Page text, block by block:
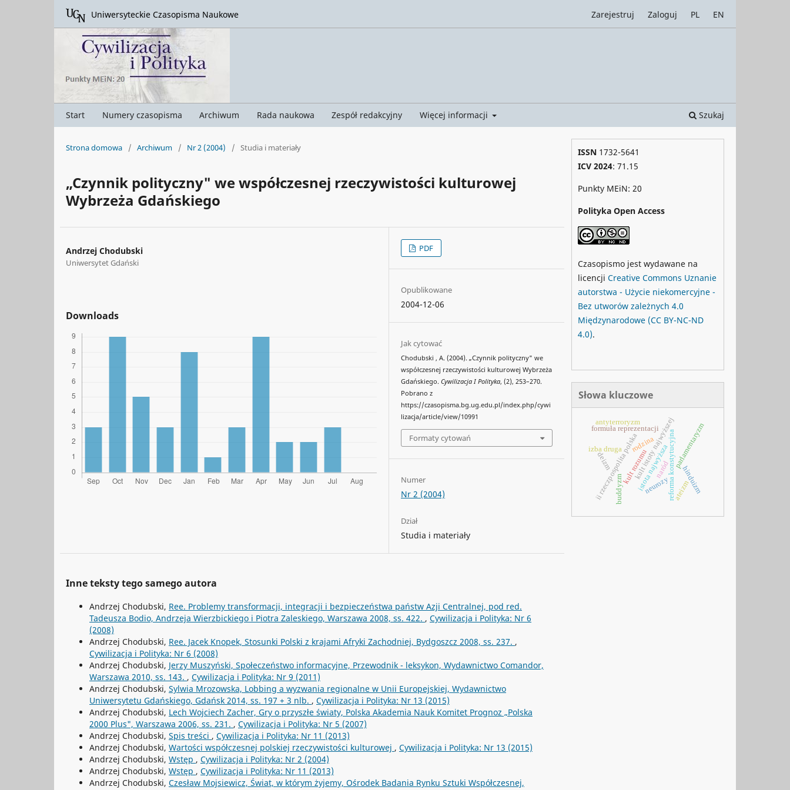
Start Numery czasopisma Archiwum Rada naukowa Zespół redakcyjny Więcej informacji Szukaj
Zarejestruj Zaloguj PL EN
Uniwersyteckie Czasopisma Naukowe
Strona domowa / Archiwum / Nr 2 (2004) / Studia i materiały
„Czynnik polityczny" we współczesnej rzeczywistości kulturowej
Wybrzeża Gdańskiego
Andrzej Chodubski
Uniwersytet Gdański
Downloads
PDF
Opublikowane
2004-12-06
Jak cytować
Chodubski , A. (2004). „Czynnik polityczny" we
współczesnej rzeczywistości kulturowej Wybrzeża
Gdańskiego.Cywilizacja I Polityka, (2), 253–270.
Pobrano z
https://czasopisma.bg.ug.edu.pl/index.php/cywi
lizacja/article/view/10991
Formaty cytowań
Numer
Nr 2 (2004)
Dział
Studia i materiały
Inne teksty tego samego autora
Andrzej Chodubski, Ree. Problemy transformacji, integracji i bezpieczeństwa państw Azji Centralnej, pod red.
Tadeusza Bodio, Andrzeja Wierzbickiego i Piotra Zaleskiego, Warszawa 2008, ss. 422. , Cywilizacja i Polityka: Nr 6
(2008)
Andrzej Chodubski, Ree. Jacek Knopek, Stosunki Polski z krajami Afryki Zachodniej, Bydgoszcz 2008, ss. 237. ,
Cywilizacja i Polityka: Nr 6 (2008)
Andrzej Chodubski, Jerzy Muszyński, Społeczeństwo informacyjne, Przewodnik - leksykon, Wydawnictwo Comandor,
Warszawa 2010, ss. 143. , Cywilizacja i Polityka: Nr 9 (2011)
Andrzej Chodubski, Sylwia Mrozowska, Lobbing a wyzwania regionalne w Unii Europejskiej, Wydawnictwo
Uniwersytetu Gdańskiego, Gdańsk 2014, ss. 197 + 3 nlb. , Cywilizacja i Polityka: Nr 13 (2015)
Andrzej Chodubski, Lech Wojciech Zacher, Gry o przyszłe światy, Polska Akademia Nauk Komitet Prognoz „Polska
2000 Plus", Warszawa 2006, ss. 231. , Cywilizacja i Polityka: Nr 5 (2007)
Andrzej Chodubski, Spis treści , Cywilizacja i Polityka: Nr 11 (2013)
Andrzej Chodubski, Wartości współczesnej polskiej rzeczywistości kulturowej , Cywilizacja i Polityka: Nr 13 (2015)
Andrzej Chodubski, Wstęp , Cywilizacja i Polityka: Nr 2 (2004)
Andrzej Chodubski, Wstęp , Cywilizacja i Polityka: Nr 11 (2013)
Andrzej Chodubski, Czesław Mojsiewicz, Świat, w którym żyjemy, Ośrodek Badania Rynku Sztuki Współczesnej,
ISSN 1732-5641
ICV 2024: 71.15
Punkty MEiN: 20
Polityka Open Access
Czasopismo jest wydawane na
licencji Creative Commons Uznanie
autorstwa - Użycie niekomercyjne -
Bez utworów zależnych 4.0
Międzynarodowe (CC BY-NC-ND
4.0).
Słowa kluczowe
rodzina reforma konstytucyjna
istota najwyższa
kult istoty najwyższej
kult rozumu
ii rzeczpospolita polska
formuła reprezentacji
izba druga parlamentaryzm
hinduizm
buddyzm
antyterroryzm
deizm
neurozy ateizm
naród